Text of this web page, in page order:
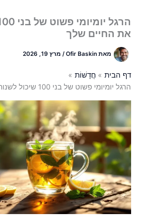
את החיים שלך
מאתOfir Baskin
/ מרץ 19, 2026
דף הבית
חֲדָשׁוֹת
הרגל יומיומי פשוט של בני 100 שיכול לשנות את החיים שלך